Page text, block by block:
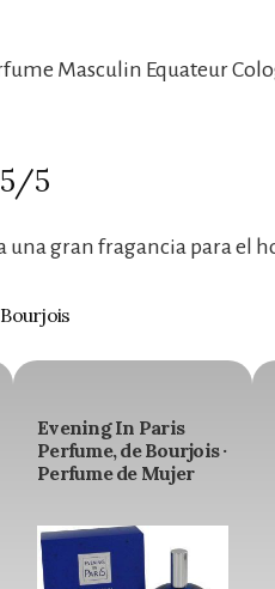
Masculin Equateur
5
una gran fragancia para el
Evening In Paris
Perfume, de Bourjois ·
Perfume de Mujer